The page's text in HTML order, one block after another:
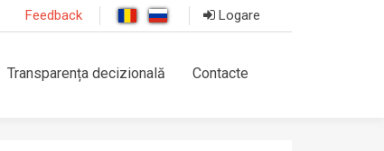
Feedback Logare
Transparența decizională Contacte